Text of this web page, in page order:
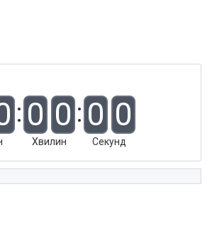
0 0
Хвилин
0 0
Секунд